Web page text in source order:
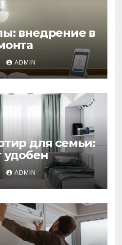
внедрение в
ADMIN
для семьи:
удобен
ADMIN